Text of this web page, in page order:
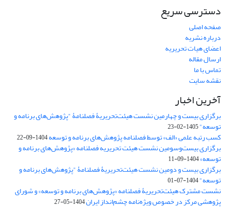
دسترسی سریع
صفحه اصلی
درباره نشریه
اعضای هیات تحریریه
ارسال مقاله
تماس با ما
نقشه سایت
آخرین اخبار
برگزاری بیست و چهارمین نشست هیئت‌تحریریۀ فصلنامۀ "پژوهش‌های برنامه و
توسعه"1405-02-23
کسب رتبه علمی «الف» توسط فصلنامه پژوهش‌های برنامه و توسعه1404-09-22
برگزاری بیست‌وسومین نشست هیئت‌ تحریریه فصلنامه «پژوهش‌های برنامه و
توسعه»1404-09-11
برگزاری بیست و دومین نشست هیئت‌تحریریۀ فصلنامۀ "پژوهش‌های برنامه و
توسعه"1404-07-01
نشست مشترک هیئت‌تحریریۀ فصلنامه «پژوهش‌های برنامه و توسعه» و شورای
پژوهشی مرکز در خصوص ویژه‌نامه چشم‌انداز ایران1404-05-27